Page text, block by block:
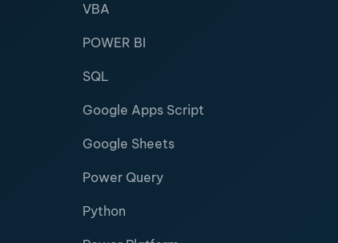
VBA
POWER BI
SQL
Google Apps Script
Google Sheets
Power Query
Python